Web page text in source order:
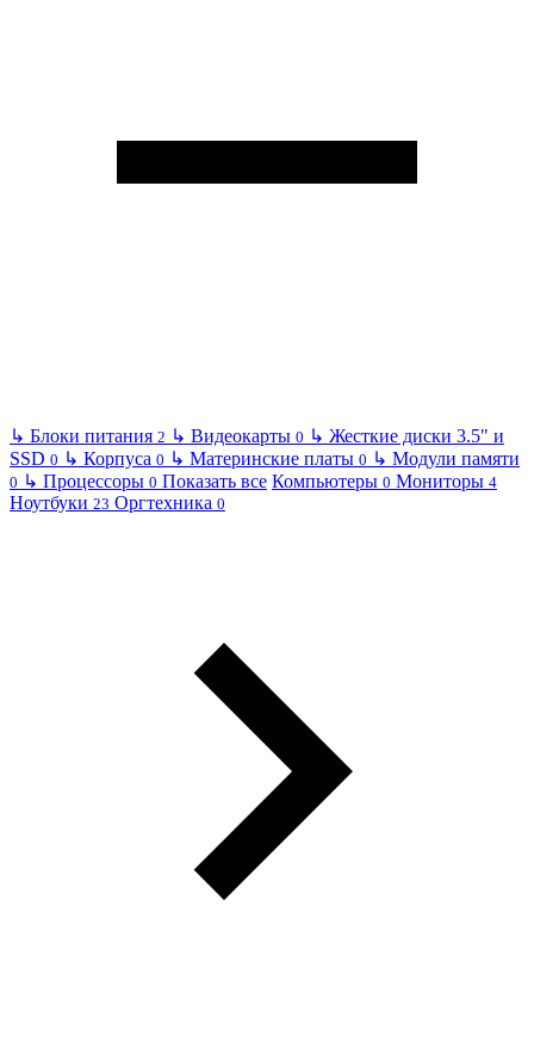
↳ Блоки питания 2 ↳ Видеокарты 0 ↳ Жесткие диски 3.5" и
SSD 0 ↳ Корпуса 0 ↳ Материнские платы 0 ↳ Модули памяти
0 ↳ Процессоры 0 Показать все Компьютеры 0 Мониторы 4
Ноутбуки 23 Оргтехника 0